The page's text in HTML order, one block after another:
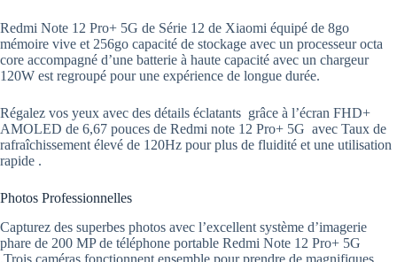
Redmi Note 12 Pro+ 5G de Série 12 de Xiaomi équipé de 8go
mémoire vive et 256go capacité de stockage avec un processeur octa
core accompagné d’une batterie à haute capacité avec un chargeur
120W est regroupé pour une expérience de longue durée.
Régalez vos yeux avec des détails éclatants grâce à l’écran FHD+
AMOLED de 6,67 pouces de Redmi note 12 Pro+ 5G avec Taux de
rafraîchissement élevé de 120Hz pour plus de fluidité et une utilisation
rapide .
Photos Professionnelles
Capturez des superbes photos avec l’excellent système d’imagerie
phare de 200 MP de téléphone portable Redmi Note 12 Pro+ 5G
.Trois caméras fonctionnent ensemble pour prendre de magnifiques